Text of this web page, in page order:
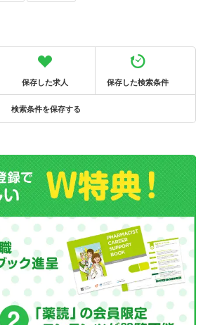
保存した求人 保存した検索条件
検索条件を保存する